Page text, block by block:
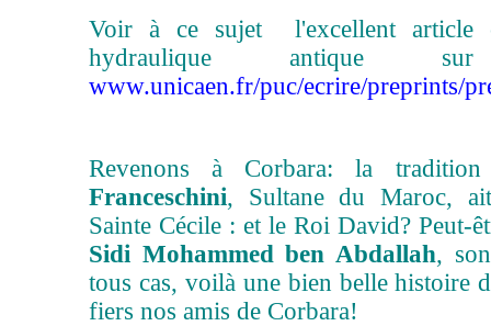
Voir à ce sujet l'excellent article
hydraulique antique
www.unicaen.fr/puc/ecrire/preprints/
Revenons à Corbara: la
Franceschini, Sultane du Maroc,
Sainte Cécile : et le Roi David? Peut-
Sidi Mohammed ben Abdallah,
tous cas, voilà une bien belle histoire
fiers nos amis de Corbara!